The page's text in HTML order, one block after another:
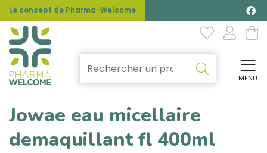
Le concept de Pharma-Welcome
MENU
Jowae eau micellaire
demaquillant fl 400ml